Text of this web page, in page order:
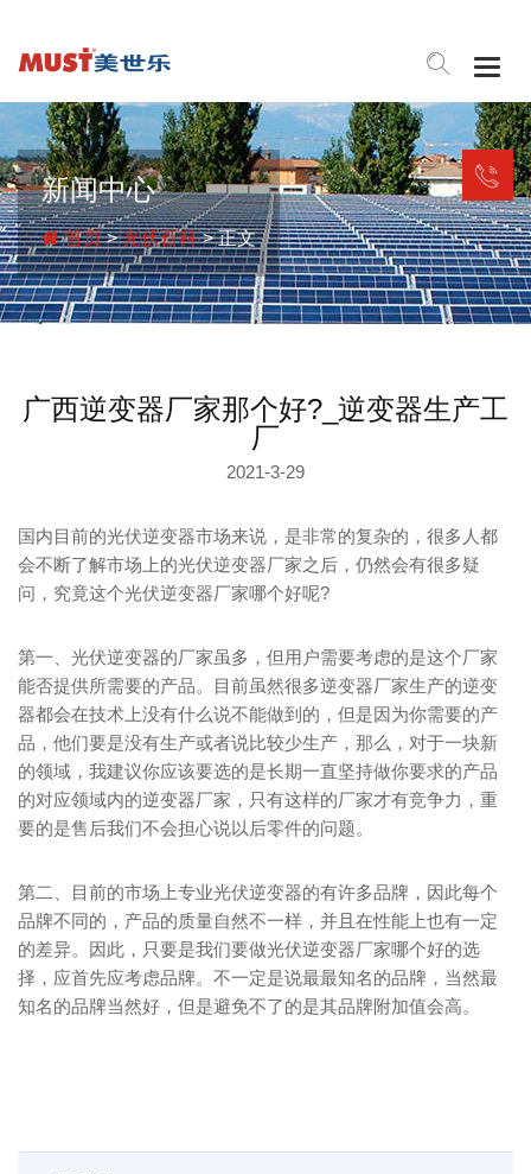
新闻中心
首页>光伏百科> 正文
广西逆变器厂家那个好?_逆变器生产工
厂
2021-3-29
国内目前的光伏逆变器市场来说，是非常的复杂的，很多人都
会不断了解市场上的光伏逆变器厂家之后，仍然会有很多疑
问，究竟这个光伏逆变器厂家哪个好呢?
第一、光伏逆变器的厂家虽多，但用户需要考虑的是这个厂家
能否提供所需要的产品。目前虽然很多逆变器厂家生产的逆变
器都会在技术上没有什么说不能做到的，但是因为你需要的产
品，他们要是没有生产或者说比较少生产，那么，对于一块新
的领域，我建议你应该要选的是长期一直坚持做你要求的产品
的对应领域内的逆变器厂家，只有这样的厂家才有竞争力，重
要的是售后我们不会担心说以后零件的问题。
第二、目前的市场上专业光伏逆变器的有许多品牌，因此每个
品牌不同的，产品的质量自然不一样，并且在性能上也有一定
的差异。因此，只要是我们要做光伏逆变器厂家哪个好的选
择，应首先应考虑品牌。不一定是说最最知名的品牌，当然最
知名的品牌当然好，但是避免不了的是其品牌附加值会高。